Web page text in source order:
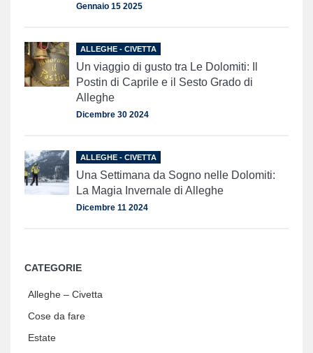
Gennaio 15 2025
ALLEGHE - CIVETTA
Un viaggio di gusto tra Le Dolomiti: Il
Postin di Caprile e il Sesto Grado di
Alleghe
Dicembre 30 2024
ALLEGHE - CIVETTA
Una Settimana da Sogno nelle Dolomiti:
La Magia Invernale di Alleghe
Dicembre 11 2024
CATEGORIE
Alleghe – Civetta
Cose da fare
Estate